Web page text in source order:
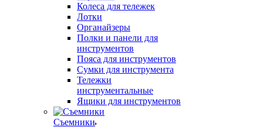
Колеса для тележек
Лотки
Органайзеры
Полки и панели для
инструментов
Пояса для инструментов
Сумки для инструмента
Тележки
инструментальные
Ящики для инструментов
Съемники